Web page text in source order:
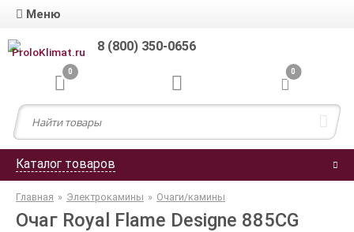
Меню
8 (800) 350-0656
0 0
Каталог товаров
Главная » Электрокамины » Очаги/камины
Очаг Royal Flame Designe 885CG